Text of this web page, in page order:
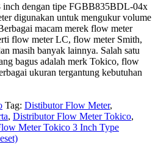
dengan tipe FGBB835BDL-04x
digunakan untuk mengukur volume
macam merek flow meter
flow meter LC, flow meter Smith,
masih banyak lainnya. Salah satu
bagus adalah merk Tokico, flow
ukuran tergantung kebutuhan
Tag: Distibutor Flow Meter,
, Distributor Flow Meter Tokico,
Meter Tokico 3 Inch Type